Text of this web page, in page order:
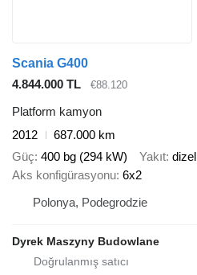
Scania G400
4.844.000 TL
€88.120
Platform kamyon
2012
687.000 km
Güç 400 bg (294 kW) Yakıt dizel
Aks konfigürasyonu 6x2
Polonya, Podegrodzie
Dyrek Maszyny Budowlane